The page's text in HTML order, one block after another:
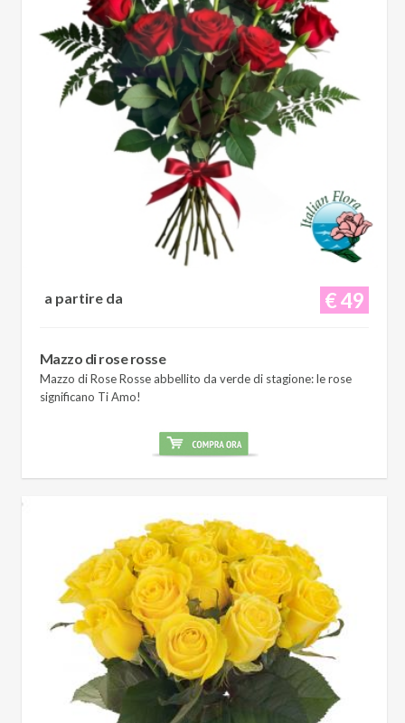
€ 49
a partire da
Mazzo di rose rosse
Mazzo di Rose Rosse abbellito da verde di stagione: le rose
significano Ti Amo!